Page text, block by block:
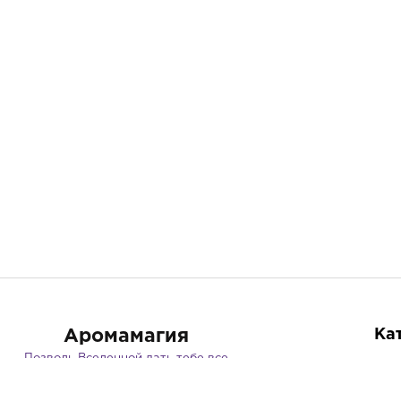
Аромамагия
Позволь Вселенной дать тебе все